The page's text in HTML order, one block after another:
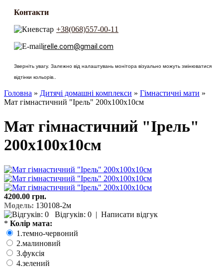
Контакти
+38(068)557-00-11
irelle.com@gmail.com
Зверніть увагу. Залежно від налаштувань монітора візуально можуть змінюватися
відтінки кольорів..
Головна » Дитячі домашні комплекси » Гімнастичні мати »
Мат гімнастичний "Ірель" 200х100х10см
Мат гімнастичний "Ірель"
200х100х10см
4200.00 грн.
Модель: 130108-2м
Відгуків: 0 | Написати відгук
* Колір мата:
1.темно-червоний
2.малиновий
3.фуксія
4.зелений